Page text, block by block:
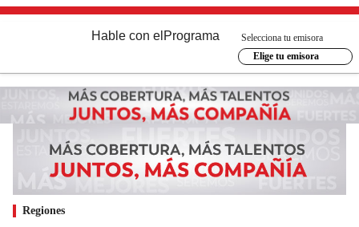
Hable con el Programa
Selecciona tu emisora
Elige tu emisora
Regiones